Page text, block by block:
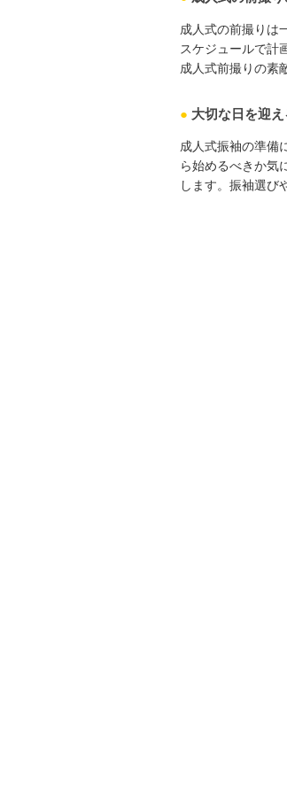
成人式の前撮りは
スケジュールで計
成人式前撮りの素
● 大切な日を迎
成人式振袖の準備
ら始めるべきか気
します。振袖選び